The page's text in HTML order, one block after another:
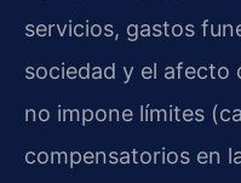
servicios, gastos
sociedad y el afecto
no impone límites
compensatorios en